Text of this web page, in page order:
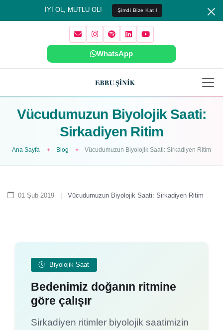
İYİ OL, MUTLU OL! Şimdi Bize Katıl
WhatsApp
Vücudumuzun Biyolojik Saati:
Sirkadiyen Ritim
Ana Sayfa Blog Vücudumuzun Biyolojik Saati: Sirkadiyen Ritim
01 Şub 2019 Vücudumuzun Biyolojik Saati: Sirkadiyen Ritim
Biyolojik Saat
Bedenimiz doğanın ritmine
göre çalışır
Sirkadiyen ritimler biyolojik saatimizin